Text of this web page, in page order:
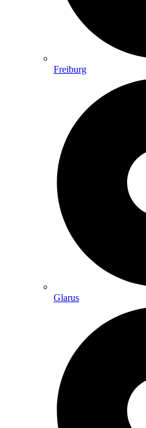
Freiburg
Glarus